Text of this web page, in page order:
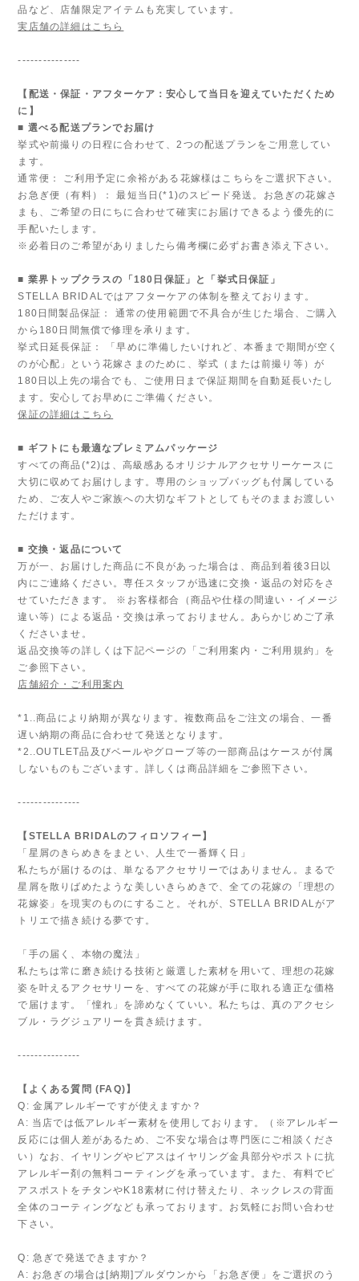
品など、店舗限定アイテムも充実しています。
実店舗の詳細はこちら
---------------
【配送・保証・アフターケア：安心して当日を迎えていただくため
に】
■ 選べる配送プランでお届け
挙式や前撮りの日程に合わせて、2つの配送プランをご用意してい
ます。
通常便： ご利用予定に余裕がある花嫁様はこちらをご選択下さい。
お急ぎ便（有料）： 最短当日(*1)のスピード発送。お急ぎの花嫁さ
まも、ご希望の日にちに合わせて確実にお届けできるよう優先的に
手配いたします。
※必着日のご希望がありましたら備考欄に必ずお書き添え下さい。
■ 業界トップクラスの「180日保証」と「挙式日保証」
STELLA BRIDALではアフターケアの体制を整えております。
180日間製品保証： 通常の使用範囲で不具合が生じた場合、ご購入
から180日間無償で修理を承ります。
挙式日延長保証： 「早めに準備したいけれど、本番まで期間が空く
のが心配」という花嫁さまのために、挙式（または前撮り等）が
180日以上先の場合でも、ご使用日まで保証期間を自動延長いたし
ます。安心してお早めにご準備ください。
保証の詳細はこちら
■ ギフトにも最適なプレミアムパッケージ
すべての商品(*2)は、高級感あるオリジナルアクセサリーケースに
大切に収めてお届けします。専用のショップバッグも付属している
ため、ご友人やご家族への大切なギフトとしてもそのままお渡しい
ただけます。
■ 交換・返品について
万が一、お届けした商品に不良があった場合は、商品到着後3日以
内にご連絡ください。専任スタッフが迅速に交換・返品の対応をさ
せていただきます。 ※お客様都合（商品や仕様の間違い・イメージ
違い等）による返品・交換は承っておりません。あらかじめご了承
くださいませ。
返品交換等の詳しくは下記ページの「ご利用案内・ご利用規約」を
ご参照下さい。
店舗紹介・ご利用案内
*1..商品により納期が異なります。複数商品をご注文の場合、一番
遅い納期の商品に合わせて発送となります。
*2..OUTLET品及びベールやグローブ等の一部商品はケースが付属
しないものもございます。詳しくは商品詳細をご参照下さい。
---------------
【STELLA BRIDALのフィロソフィー】
「星屑のきらめきをまとい、人生で一番輝く日」
私たちが届けるのは、単なるアクセサリーではありません。まるで
星屑を散りばめたような美しいきらめきで、全ての花嫁の「理想の
花嫁姿」を現実のものにすること。それが、STELLA BRIDALがア
トリエで描き続ける夢です。
「手の届く、本物の魔法」
私たちは常に磨き続ける技術と厳選した素材を用いて、理想の花嫁
姿を叶えるアクセサリーを、すべての花嫁が手に取れる適正な価格
で届けます。「憧れ」を諦めなくていい。私たちは、真のアクセシ
ブル・ラグジュアリーを貫き続けます。
---------------
【よくある質問 (FAQ)】
Q: 金属アレルギーですが使えますか？
A: 当店では低アレルギー素材を使用しております。（※アレルギー
反応には個人差があるため、ご不安な場合は専門医にご相談くださ
い）なお、イヤリングやピアスはイヤリング金具部分やポストに抗
アレルギー剤の無料コーティングを承っています。また、有料でピ
アスポストをチタンやK18素材に付け替えたり、ネックレスの背面
全体のコーティングなども承っております。お気軽にお問い合わせ
下さい。
Q: 急ぎで発送できますか？
A: お急ぎの場合は[納期]プルダウンから「お急ぎ便」をご選択のう